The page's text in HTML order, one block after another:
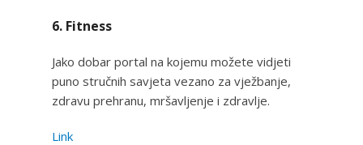
6. Fitness
Jako dobar portal na kojemu možete vidjeti
puno stručnih savjeta vezano za vježbanje,
zdravu prehranu, mršavljenje i zdravlje.
Link